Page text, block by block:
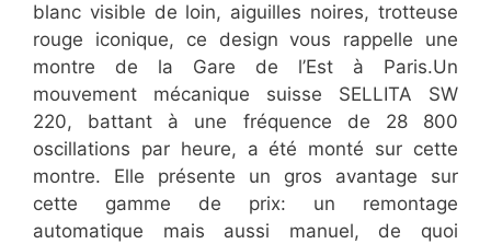
blanc visible de loin, aiguilles noires, trotteuse
rouge iconique, ce design vous rappelle une
montre de la Gare de l’Est à Paris.Un
mouvement mécanique suisse SELLITA SW
220, battant à une fréquence de 28 800
oscillations par heure, a été monté sur cette
montre. Elle présente un gros avantage sur
cette gamme de prix: un remontage
automatique mais aussi manuel, de quoi